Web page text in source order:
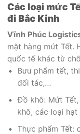
Các loại mức
đi Bắc Kinh
Vĩnh Phúc
mặt hàng mứt Tết.
quốc tế khác từ
Bưu phẩm tết,
đối tác,…
Đồ khô: Mứt Tết,
khô, các loại
Thực phẩm Tết: